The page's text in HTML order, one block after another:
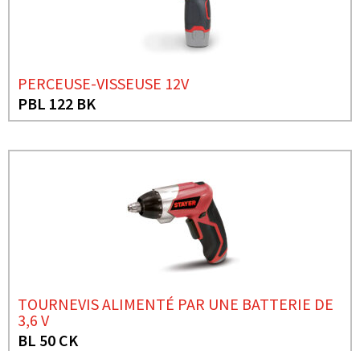
PERCEUSE-VISSEUSE 12V
PBL 122 BK
TOURNEVIS ALIMENTÉ PAR UNE BATTERIE DE
3,6 V
BL 50 CK